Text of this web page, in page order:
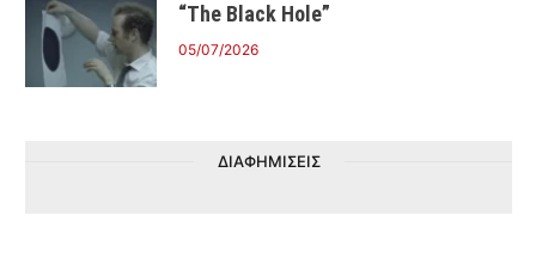
“The Black Hole”
05/07/2026
ΔΙΑΦΗΜΙΣΕΙΣ